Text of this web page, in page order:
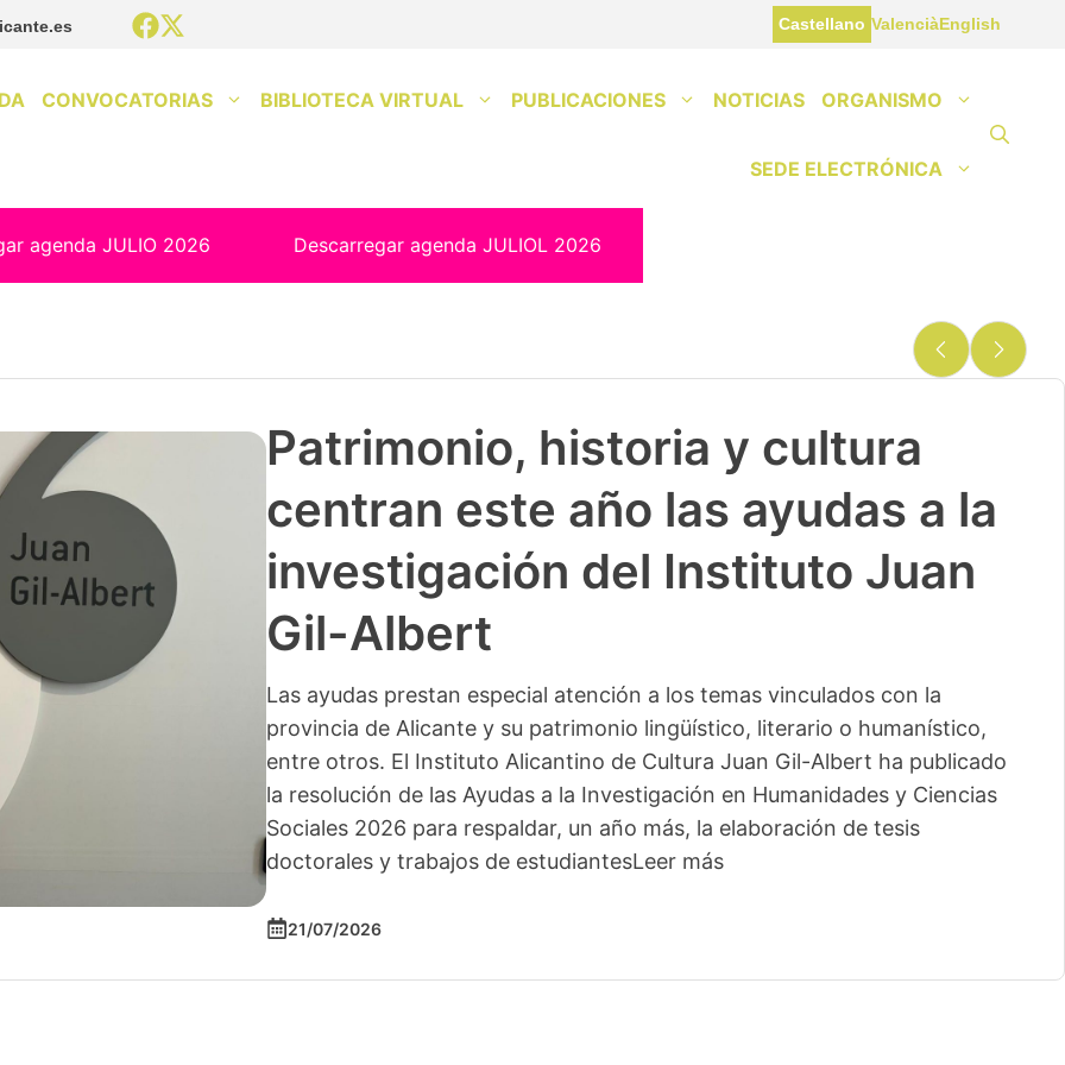
Castellano ValenciàEnglish
CONVOCATORIAS BIBLIOTECA VIRTUAL PUBLICACIONES NOTICIAS ORGANISMO
SEDE ELECTRÓNICA
agenda JULIO 2026 Descarregar agenda JULIOL 2026
Patrimonio, historia y cultura
centran este año las ayudas a la
investigación del Instituto Juan
Gil-Albert
Las ayudas prestan especial atención a los temas vinculados con la
provincia de Alicante y su patrimonio lingüístico, literario o humanístico,
entre otros. El Instituto Alicantino de Cultura Juan Gil-Albert ha publicado
la resolución de las Ayudas a la Investigación en Humanidades y Ciencias
Sociales 2026 para respaldar, un año más, la elaboración de tesis
doctorales y trabajos de estudiantesLeer más
21/07/2026